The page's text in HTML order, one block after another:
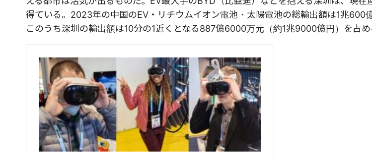
得ている。2023年の中国のEV・リチウムイオン電池・太陽電池の総輸出額は1兆600
このうち深圳の輸出額は10分の1近くとなる887億6000万元（約1兆9000億円）を占め